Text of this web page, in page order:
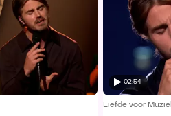
02:54
Liefde voor